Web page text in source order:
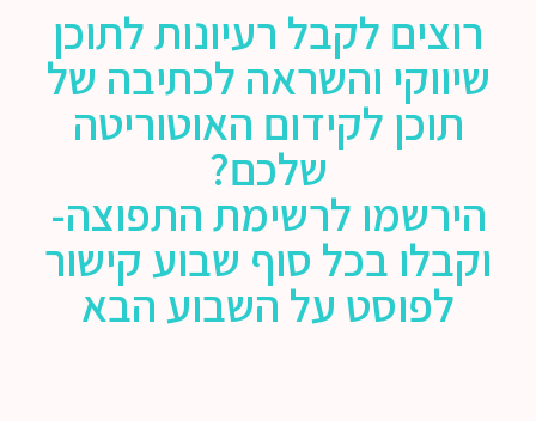
רוצים לקבל רעיונות לתוכן
שיווקי והשראה לכתיבה של
תוכן לקידום האוטוריטה
שלכם?
הירשמו לרשימת התפוצה-
וקבלו בכל סוף שבוע קישור
לפוסט על השבוע הבא